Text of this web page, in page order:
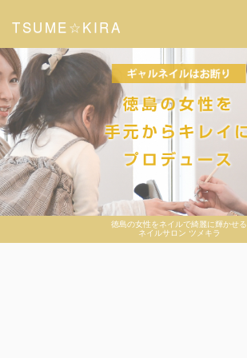
徳島の女性をネイルで綺麗に輝かせる
ネイルサロン ツメキラ
TSUME☆KIRA